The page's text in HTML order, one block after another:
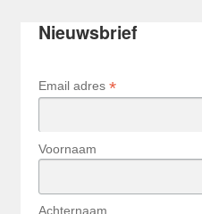
Nieuwsbrief
Email adres *
Voornaam
Achternaam